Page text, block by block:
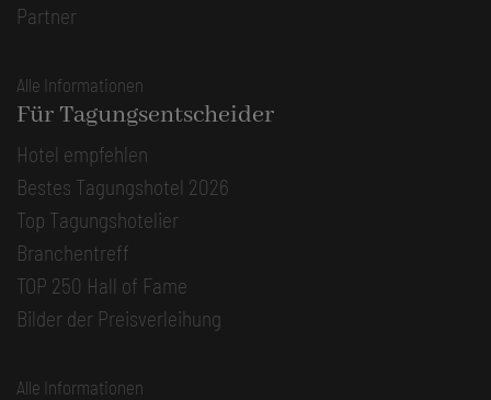
Partner
Alle Informationen
Für Tagungsentscheider
Hotel empfehlen
Bestes Tagungshotel 2026
Top Tagungshotelier
Branchentreff
TOP 250 Hall of Fame
Bilder der Preisverleihung
Alle Informationen